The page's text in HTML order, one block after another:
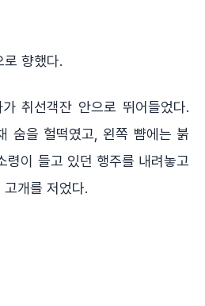
향했다.
취선객잔 안으로 뛰어들었다.
숨을 헐떡였고, 왼쪽 뺨에는 붉
령이 들고 있던 행주를 내려놓고
개를 저었다.